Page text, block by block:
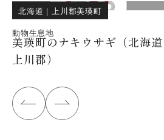
北海道 ｜
上川郡美瑛町
動物生息地
美瑛町のナキウサギ（北海道
上川郡）